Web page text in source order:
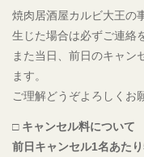
焼肉居酒屋カルビ大王の
生じた場合は必ずご連絡
また当日、前日のキャン
ます。
ご理解どうぞよろしくお
□ キャンセル料について
前日キャンセル1名あた